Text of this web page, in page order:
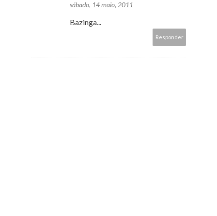
sábado, 14 maio, 2011
Bazinga...
Responder